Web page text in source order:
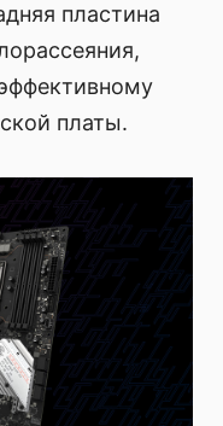
пластина
платы.